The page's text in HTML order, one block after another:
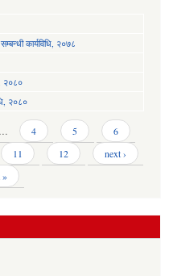
कार्यविधि, २०७८
२०८०
२०८०
… 4 5
6
11 12
next ›
»